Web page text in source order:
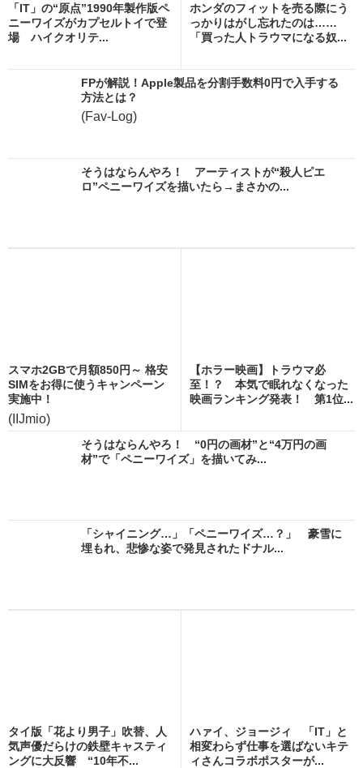
「IT」の“原点”1990年製作版ペ
ニーワイズがカプセルトイで登
場 ハイクオリテ...
ホンダのフィットを売る際にう
っかりはがし忘れたのは……
「買った人トラウマになる奴...
FPが解説！Apple製品を分割手数料0円で入手する
方法とは？
(Fav-Log)
そうはならんやろ！ アーティストが“殺人ピエ
ロ”ペニーワイズを描いたら→まさかの...
スマホ2GBで月額850円～ 格安
SIMをお得に使うキャンペーン
実施中！
(IIJmio)
【ホラー映画】トラウマ必
至！？ 本気で眠れなくなった
映画ランキング発表！ 第1位...
そうはならんやろ！ “0円の画材”と“4万円の画
材”で「ペニーワイズ」を描いてみ...
「シャイニング…」「ペニーワイズ…？」 豪雪に
埋もれ、悲惨な姿で発見されたドナル...
タイ版「花より男子」吹替、人
気声優だらけの鉄壁キャスティ
ングに大反響 “10年不...
ハァイ、ジョージィ 「IT」と
相変わらず仕事を選ばないキテ
ィさんコラボポスターが...